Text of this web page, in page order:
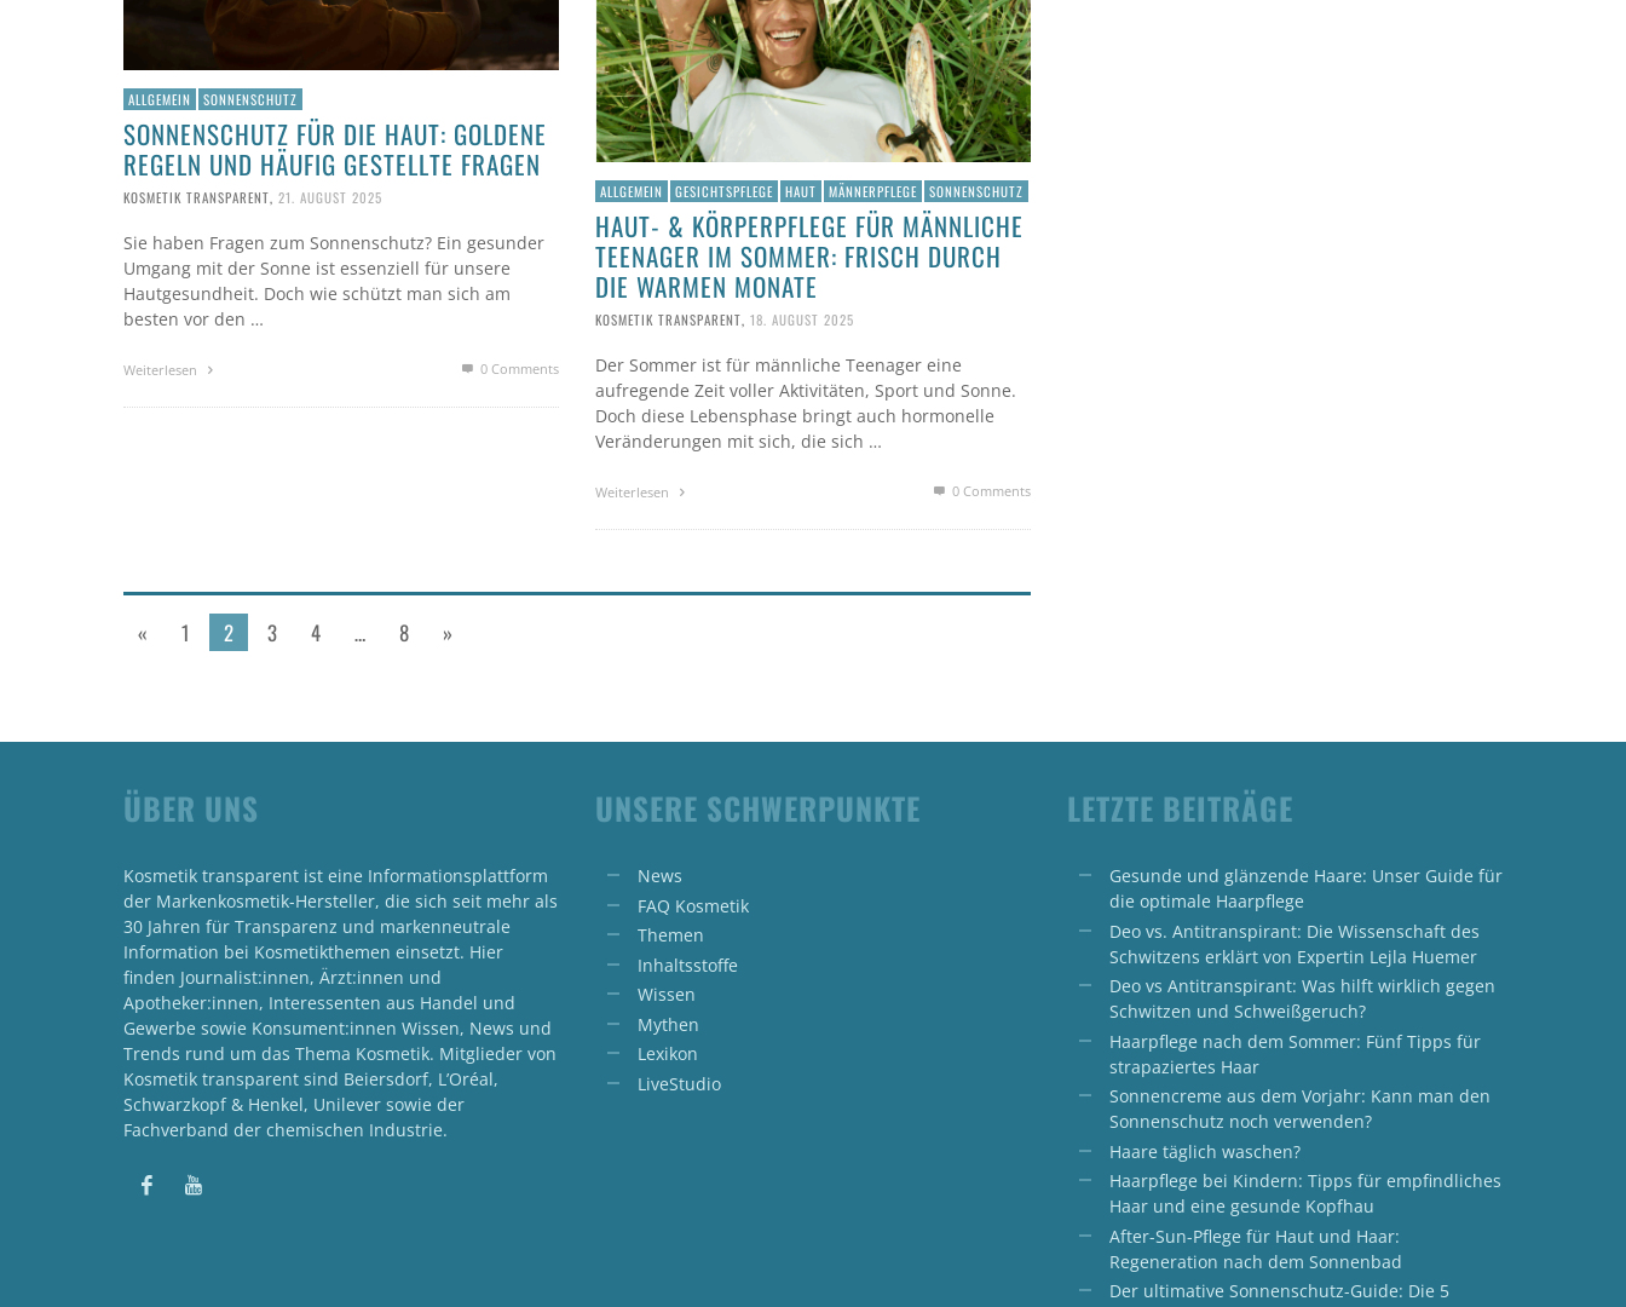
ALLGEMEIN SONNENSCHUTZ
SONNENSCHUTZ FÜR DIE HAUT: GOLDENE
REGELN UND HÄUFIG GESTELLTE FRAGEN
KOSMETIK TRANSPARENT, 21. AUGUST 2025
Sie haben Fragen zum Sonnenschutz? Ein gesunder
Umgang mit der Sonne ist essenziell für unsere
Hautgesundheit. Doch wie schützt man sich am
besten vor den …
Weiterlesen 0 Comments
ALLGEMEIN GESICHTSPFLEGE HAUT MÄNNERPFLEGE SONNENSCHUTZ
HAUT- & KÖRPERPFLEGE FÜR MÄNNLICHE
TEENAGER IM SOMMER: FRISCH DURCH
DIE WARMEN MONATE
KOSMETIK TRANSPARENT, 18. AUGUST 2025
Der Sommer ist für männliche Teenager eine
aufregende Zeit voller Aktivitäten, Sport und Sonne.
Doch diese Lebensphase bringt auch hormonelle
Veränderungen mit sich, die sich …
Weiterlesen 0 Comments
« 1 2 3 4 … 8 »
ÜBER UNS
Kosmetik transparent ist eine Informationsplattform
der Markenkosmetik-Hersteller, die sich seit mehr als
30 Jahren für Transparenz und markenneutrale
Information bei Kosmetikthemen einsetzt. Hier
finden Journalist:innen, Ärzt:innen und
Apotheker:innen, Interessenten aus Handel und
Gewerbe sowie Konsument:innen Wissen, News und
Trends rund um das Thema Kosmetik. Mitglieder von
Kosmetik transparent sind Beiersdorf, L’Oréal,
Schwarzkopf & Henkel, Unilever sowie der
Fachverband der chemischen Industrie.
UNSERE SCHWERPUNKTE
News
FAQ Kosmetik
Themen
Inhaltsstoffe
Wissen
Mythen
Lexikon
LiveStudio
LETZTE BEITRÄGE
Gesunde und glänzende Haare: Unser Guide für
die optimale Haarpflege
Deo vs. Antitranspirant: Die Wissenschaft des
Schwitzens erklärt von Expertin Lejla Huemer
Deo vs Antitranspirant: Was hilft wirklich gegen
Schwitzen und Schweißgeruch?
Haarpflege nach dem Sommer: Fünf Tipps für
strapaziertes Haar
Sonnencreme aus dem Vorjahr: Kann man den
Sonnenschutz noch verwenden?
Haare täglich waschen?
Haarpflege bei Kindern: Tipps für empfindliches
Haar und eine gesunde Kopfhau
After-Sun-Pflege für Haut und Haar:
Regeneration nach dem Sonnenbad
Der ultimative Sonnenschutz-Guide: Die 5